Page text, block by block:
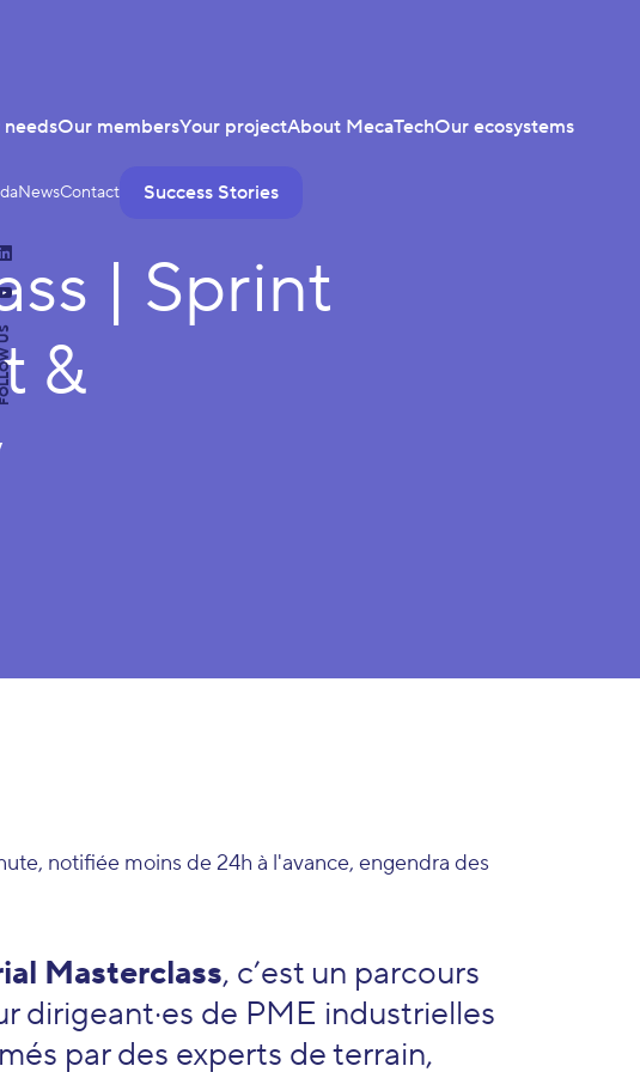
needsOur membersYour projectAbout MecaTechOur ecosystems
NewsContact Success Stories
US
LinkedIn
YouTube
| Sprint
&
notifiée moins de 24h à l'avance, engendra des
Masterclass, c’est un parcours
dirigeant·es de PME industrielles
par des experts de terrain,